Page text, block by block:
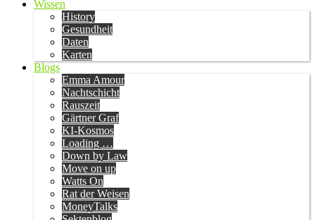
Wissen
History
Gesundheit
Daten
Karten
Blogs
Emma Amour
Nachtschicht
Rauszeit
Gärtner Graf
KI-Kosmos
Loading …
Down by Law
Move on up
Watts On
Rat der Weisen
MoneyTalks